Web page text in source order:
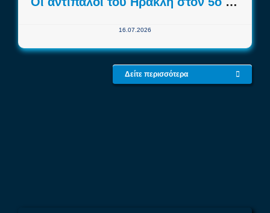
16.07.2026
Δείτε περισσότερα